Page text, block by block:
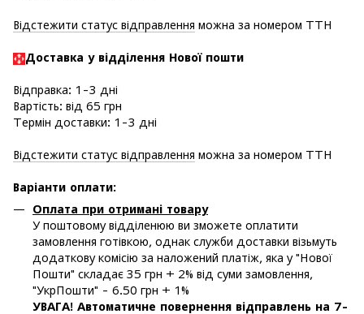
Відстежити статус відправлення можна за номером ТТН
Доставка у відділення Нової пошти
Відправка: 1-3 дні
Вартість: від 65 грн
Термін доставки: 1-3 дні
Відстежити статус відправлення можна за номером ТТН
Варіанти оплати:
Оплата при отримані товару
У поштовому відділенюю ви зможете оплатити
замовлення готівкою, однак служби доставки візьмуть
додаткову комісію за наложений платіж, яка у "Нової
Пошти" складає 35 грн + 2% від суми замовлення,
"УкрПошти" - 6.50 грн + 1%
УВАГА! Автоматичне повернення відправлень на 7-